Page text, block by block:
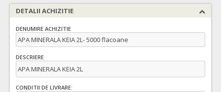
DETALII ACHIZITIE
DENUMIRE ACHIZITIE
APA MINERALA KEIA 2L- 5000 flacoane
DESCRIERE
APA MINERALA KEIA 2L
CONDITII DE LIVRARE: